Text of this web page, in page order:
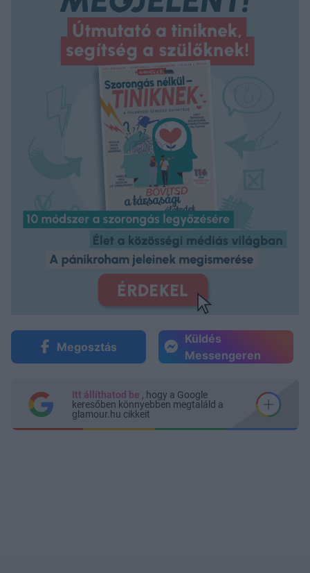
Megosztás
Küldés
Messengeren
Itt állíthatod be , hogy a Google
keresőben könnyebben megtaláld a
glamour.hu cikkeit